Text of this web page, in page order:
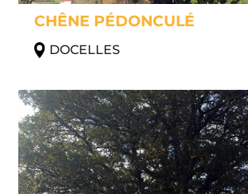
CHÊNE PÉDONCULÉ
DOCELLES